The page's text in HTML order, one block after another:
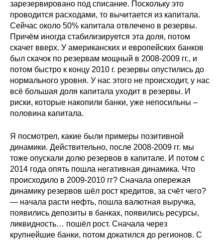
зарезервировано под списание. Поскольку это
проводится расходами, то вычитается из капитала.
Сейчас около 50% капитала отвлечено в резервы.
Причём иногда стабилизируется эта доля, потом
скачет вверх. У американских и европейских банков
был скачок по резервам мощный в 2008-2009 гг., и
потом быстро к концу 2010 г. резервы опустились до
нормального уровня. У нас этого не происходит, у нас
всё большая доля капитала уходит в резервы. И
риски, которые накопили банки, уже непосильны –
половина капитала.
Я посмотрел, какие были примеры позитивной
динамики. Действительно, после 2008-2009 гг. мы
тоже опускали долю резервов в капитале. И потом с
2014 года опять пошла негативная динамика. Что
происходило в 2009-2010 гг? Сначала опережая
динамику резервов шёл рост кредитов, за счёт чего?
— начала расти нефть, пошла валютная выручка,
появились депозиты в банках, появились ресурсы,
ликвидность… пошёл рост. Сначала через
крупнейшие банки, потом докатился до регионов. С